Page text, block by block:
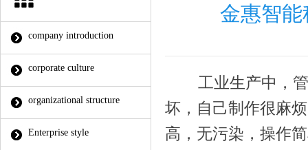
company introduction
corporate culture
organizational structure
Enterprise style
金惠智
工业生产中，管
坏，自己制作很麻
高，无污染，操作